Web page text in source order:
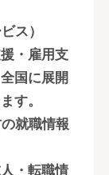
ス）
・雇用支
国に展開
す。
就職情報
・転職情